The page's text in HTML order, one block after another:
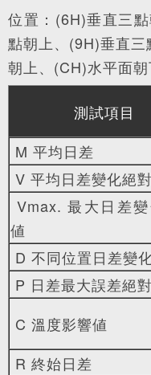
位置：(6H)垂直三
點朝上、(9H)垂直
朝上、(CH)水平面朝
測試項目
M 平均日差
V 平均日差變化絕
Vmax. 最大日差
値
D 不同位置日差變
P 日差最大誤差絕
C 溫度影響値
R 終始日差